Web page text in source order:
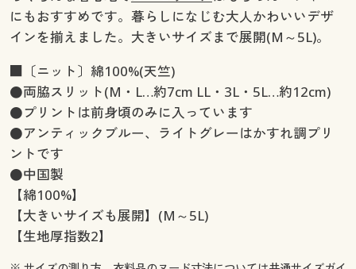
にもおすすめです。暮らしになじむ大人かわいいデザ
インを揃えました。大きいサイズまで展開(M～5L)。
■〔ニット〕綿100%(天竺)
●両脇スリット(M・L…約7cm LL・3L・5L…約12cm)
●プリントは前身頃のみに入っています
●アンティックブルー、ライトグレーはかすれ調プリ
ントです
●中国製
【綿100%】
【大きいサイズも展開】(M～5L)
【生地厚指数2】